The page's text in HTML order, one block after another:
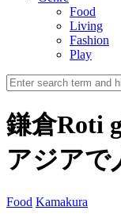
Food
Living
Fashion
Play
鎌倉Roti
アジアで
Food Kamakura